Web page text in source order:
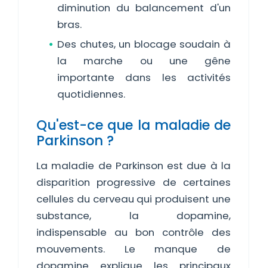
diminution du balancement d'un
bras.
Des chutes, un blocage soudain à
la marche ou une gêne
importante dans les activités
quotidiennes.
Qu'est-ce que la maladie de
Parkinson ?
La maladie de Parkinson est due à la
disparition progressive de certaines
cellules du cerveau qui produisent une
substance, la dopamine,
indispensable au bon contrôle des
mouvements. Le manque de